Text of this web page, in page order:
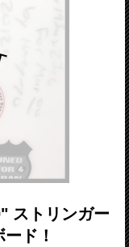
ストリンガー
ド！